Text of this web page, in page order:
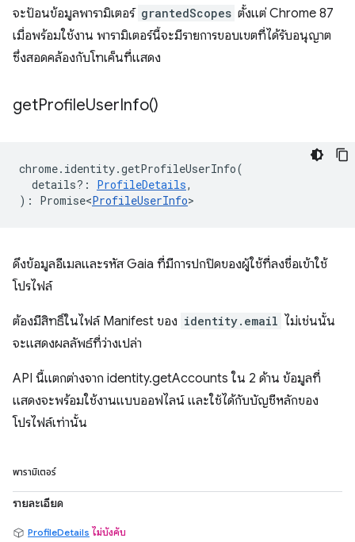
จะป้อนข้อมูลพารามิเตอร์ grantedScopes ตั้งแต่ Chrome 87
เมื่อพร้อมใช้งาน พารามิเตอร์นี้จะมีรายการขอบเขตที่ได้รับอนุญาต
ซึ่งสอดคล้องกับโทเค็นที่แสดง
getProfileUserInfo()
chrome. identity.getProfileUserInfo(
details? : ProfileDetails,
) : Promise<ProfileUserInfo>
ดึงข้อมูลอีเมลและรหัส Gaia ที่มีการปกปิดของผู้ใช้ที่ลงชื่อเข้าใช้
โปรไฟล์
ต้องมีสิทธิ์ในไฟล์ Manifest ของ identity.email ไม่เช่นนั้น
จะแสดงผลลัพธ์ที่ว่างเปล่า
API นี้แตกต่างจาก identity.getAccounts ใน 2 ด้าน ข้อมูลที่
แสดงจะพร้อมใช้งานแบบออฟไลน์ และใช้ได้กับบัญชีหลักของ
โปรไฟล์เท่านั้น
พารามิเตอร์
รายละเอียด
ProfileDetails ไม่บังคับ